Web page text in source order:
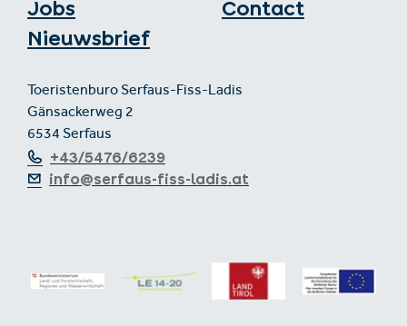
Jobs
Nieuwsbrief
Contact
Toeristenburo Serfaus-Fiss-Ladis
Gänsackerweg 2
6534 Serfaus
+43/5476/6239
info@serfaus-fiss-ladis.at